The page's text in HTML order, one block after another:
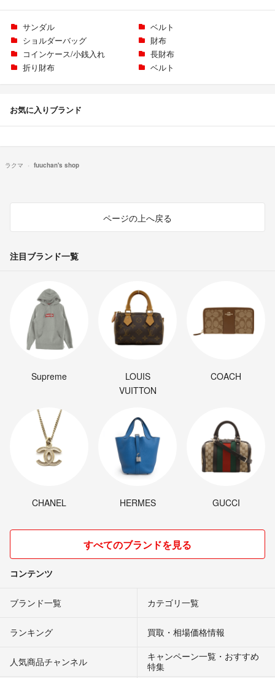
サンダル
ベルト
ショルダーバッグ
財布
コインケース/小銭入れ
長財布
折り財布
ベルト
お気に入りブランド
ラクマ fuuchan's shop
ページの上へ戻る
注目ブランド一覧
Supreme
LOUIS
VUITTON
COACH
CHANEL HERMES GUCCI
すべてのブランドを見る
コンテンツ
ブランド一覧 カテゴリ一覧
ランキング 買取・相場価格情報
人気商品チャンネル
キャンペーン一覧・おすすめ
特集